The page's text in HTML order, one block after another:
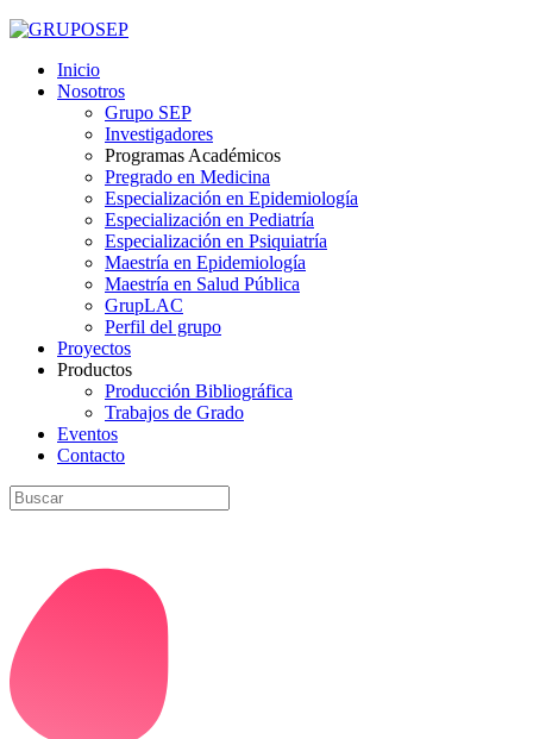
Inicio
Nosotros
Grupo SEP
Investigadores
Programas Académicos
Pregrado en Medicina
Especialización en Epidemiología
Especialización en Pediatría
Especialización en Psiquiatría
Maestría en Epidemiología
Maestría en Salud Pública
GrupLAC
Perfil del grupo
Proyectos
Productos
Producción Bibliográfica
Trabajos de Grado
Eventos
Contacto